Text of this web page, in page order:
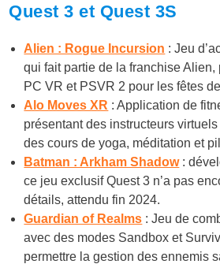
Quest 3 et Quest 3S
Alien : Rogue Incursion : Jeu
qui fait partie de la franchise
PC VR et PSVR 2 pour les fêtes
Alo Moves XR : Application de
présentant des instructeurs
des cours de yoga, méditation et
Batman : Arkham Shadow:
ce jeu exclusif Quest 3 n’a pas
détails, attendu fin 2024.
Guardian of Realms : Jeu de
avec des modes Sandbox et
permettre la gestion des ennemis